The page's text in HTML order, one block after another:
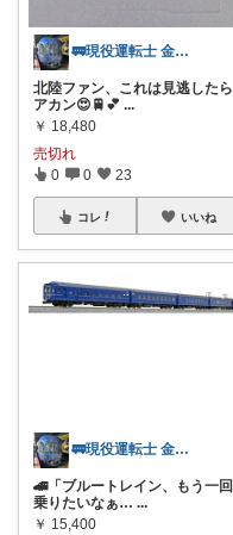
🚃現役運転士 金魚🐠
北陸ファン、これは見逃したら
アカン😍🚆💕 ...
￥ 18,480
売切れ
0 0 23
コレ いいね
🚃現役運転士 金魚🐠
🚄「ブルートレイン、もう一回
乗りたいなぁ… ...
￥ 15,400